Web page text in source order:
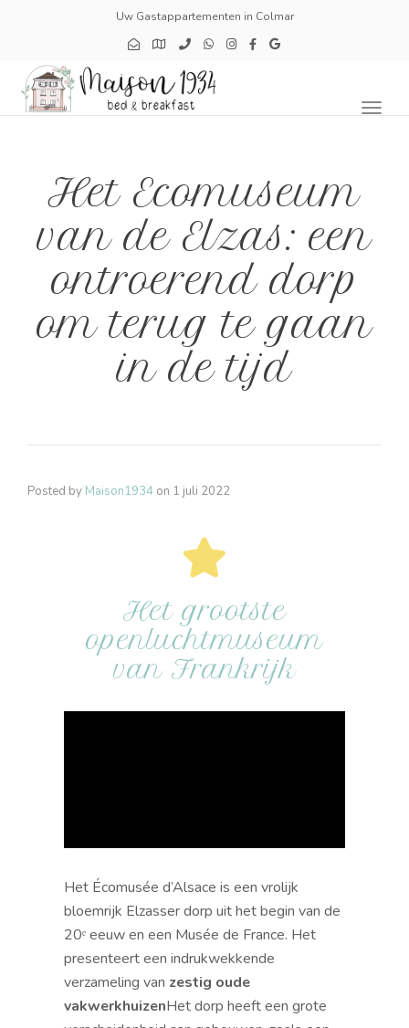
Uw Gastappartementen in Colmar
Het Ecomuseum
van de Elzas: een
ontroerend dorp
om terug te gaan
in de tijd
Posted by Maison1934 on 1 juli 2022
Het grootste
openluchtmuseum
van Frankrijk
Het Écomusée d’Alsace is een vrolijk
bloemrijk Elzasser dorp uit het begin van de
20ᵉ eeuw en een Musée de France. Het
presenteert een indrukwekkende
verzameling van zestig oude
vakwerkhuizenHet dorp heeft een grote